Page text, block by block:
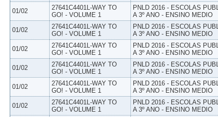
01/02
27641C4401L-WAY TO
GO! - VOLUME 1
PNLD 2016 - ESCOLAS
A 3º ANO - ENSINO MEDIO
01/02
27641C4401L-WAY TO
GO! - VOLUME 1
PNLD 2016 - ESCOLAS
A 3º ANO - ENSINO MEDIO
01/02
27641C4401L-WAY TO
GO! - VOLUME 1
PNLD 2016 - ESCOLAS
A 3º ANO - ENSINO MEDIO
01/02
27641C4401L-WAY TO
GO! - VOLUME 1
PNLD 2016 - ESCOLAS
A 3º ANO - ENSINO MEDIO
01/02
27641C4401L-WAY TO
GO! - VOLUME 1
PNLD 2016 - ESCOLAS
A 3º ANO - ENSINO MEDIO
01/02
27641C4401L-WAY TO
GO! - VOLUME 1
PNLD 2016 - ESCOLAS
A 3º ANO - ENSINO MEDIO